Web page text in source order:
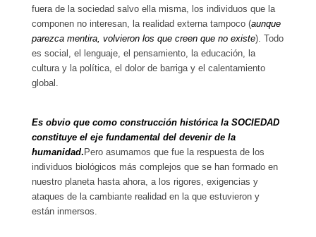
fuera de la sociedad salvo ella misma, los individuos que la
componen no interesan, la realidad externa tampoco (aunque
parezca mentira, volvieron los que creen que no existe). Todo
es social, el lenguaje, el pensamiento, la educación, la
cultura y la política, el dolor de barriga y el calentamiento
global.
Es obvio que como construcción histórica la SOCIEDAD
constituye el eje fundamental del devenir de la
humanidad. Pero asumamos que fue la respuesta de los
individuos biológicos más complejos que se han formado en
nuestro planeta hasta ahora, a los rigores, exigencias y
ataques de la cambiante realidad en la que estuvieron y
están inmersos.